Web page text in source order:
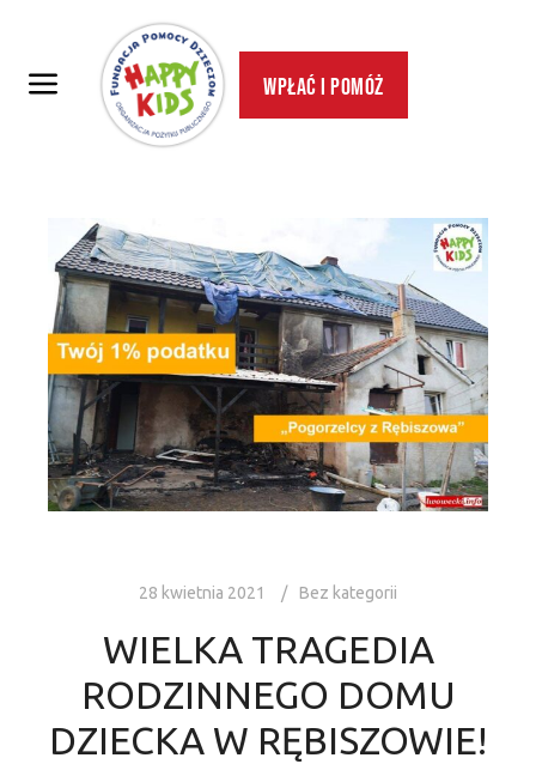
Wpłać i pomóż
28 kwietnia 2021 Bez kategorii
WIELKA TRAGEDIA
RODZINNEGO DOMU
DZIECKA W RĘBISZOWIE!